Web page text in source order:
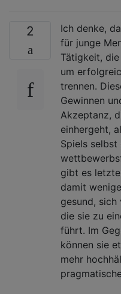
2
Ich denke,
für junge
Tätigkeit,
um
trennen.
Gewinnen
Akzeptanz,
einhergeht,
Spiels
gibt es
damit
gesund,
die sie zu
führt. Im
können sie
mehr